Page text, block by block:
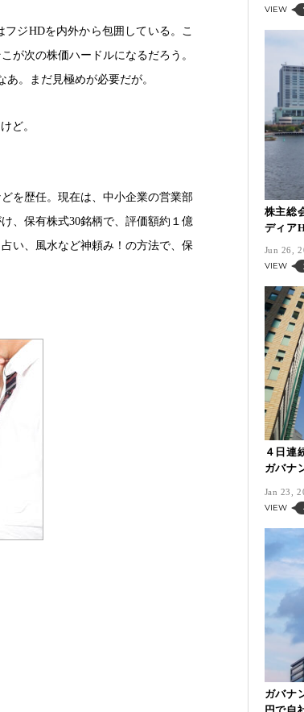
ジHDを内外から包囲している。こ
が次の株価ハードルになるだろう。
。まだ見極めが必要だが。
ど。
を歴任。現在は、中小企業の営業部
、保有株式30銘柄で、評価額約１億
い、風水など神頼み！の方法で、保
VIEW
株主総
ディア
Jun 26,
VIEW
４日連
ガバナ
Jan 23,
VIEW
ガバナ